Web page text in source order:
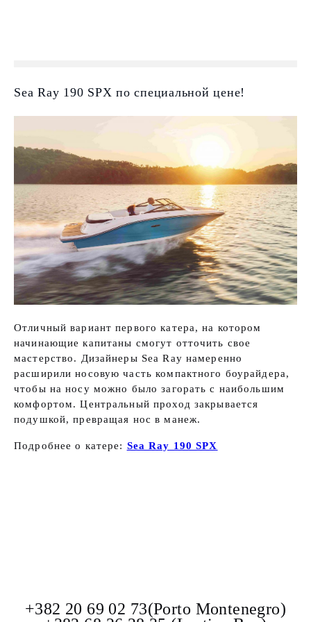
Sea Ray 190 SPX по специальной цене!
Отличный вариант первого катера, на котором
начинающие капитаны смогут отточить свое
мастерство. Дизайнеры Sea Ray намеренно
расширили носовую часть компактного боурайдера,
чтобы на носу можно было загорать с наибольшим
комфортом. Центральный проход закрывается
подушкой, превращая нос в манеж.
Подробнее о катере: Sea Ray 190 SPX
+382 20 69 02 73(Porto Montenegro)